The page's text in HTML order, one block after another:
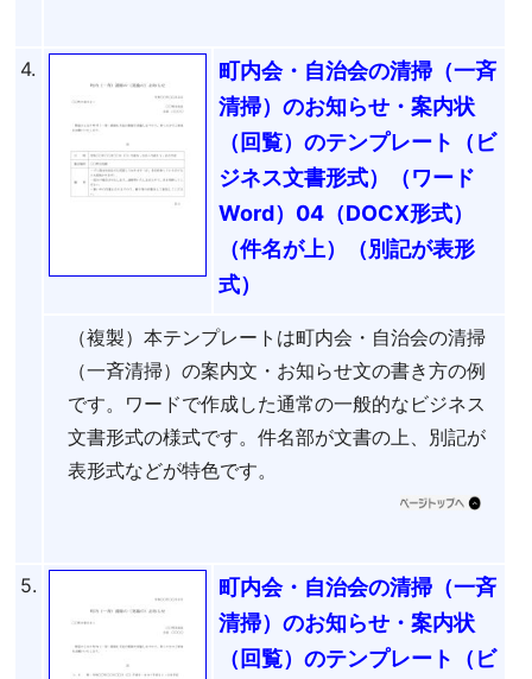
4.
町内会・自治会の清掃（一斉
清掃）のお知らせ・案内状
（回覧）のテンプレート（ビ
ジネス文書形式）（ワード
Word）04（DOCX形式）
（件名が上）（別記が表形
式）
（複製）本テンプレートは町内会・自治会の清掃
（一斉清掃）の案内文・お知らせ文の書き方の例
です。ワードで作成した通常の一般的なビジネス
文書形式の様式です。件名部が文書の上、別記が
表形式などが特色です。
5.
町内会・自治会の清掃（一斉
清掃）のお知らせ・案内状
（回覧）のテンプレート（ビ